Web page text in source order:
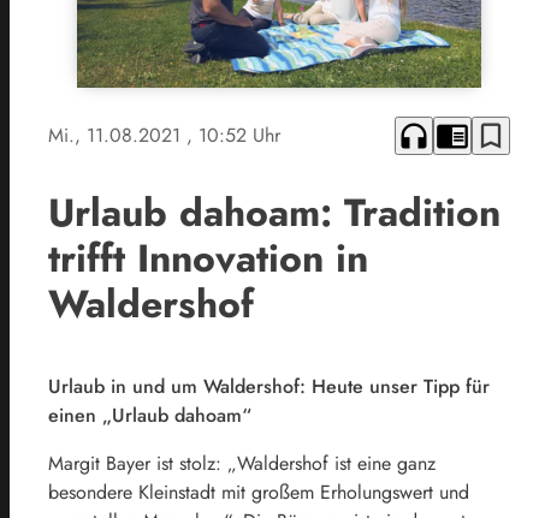
Mi., 11.08.2021 , 10:52 Uhr headphones chrome_reader_mode bookmark_border
Urlaub dahoam: Tradition
trifft Innovation in
Waldershof
Urlaub in und um Waldershof: Heute unser Tipp für
einen „Urlaub dahoam“
Margit Bayer ist stolz: „Waldershof ist eine ganz
besondere Kleinstadt mit großem Erholungswert und